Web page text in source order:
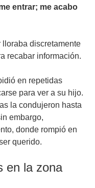
entrar; me acabo
discretamente
recabar información.
en repetidas
para ver a su hijo.
la condujeron hasta
embargo,
donde rompió en
querido.
en la zona